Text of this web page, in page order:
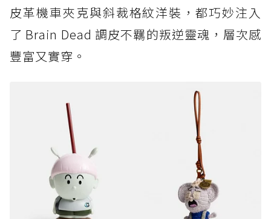
皮革機車夾克與斜裁格紋洋裝，都巧妙注入
了 Brain Dead 調皮不羈的叛逆靈魂，層次感
豐富又實穿。